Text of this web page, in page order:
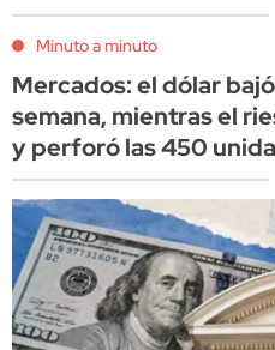
Minuto a minuto
Mercados: el dólar
semana, mientras el
y perforó las 450